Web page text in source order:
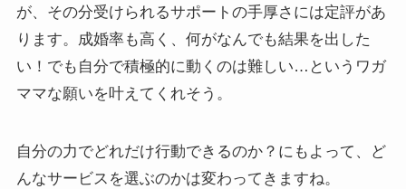
が、その分受けられるサポートの手厚さには定評があ
ります。成婚率も高く、何がなんでも結果を出した
い！でも自分で積極的に動くのは難しい…というワガ
ママな願いを叶えてくれそう。
自分の力でどれだけ行動できるのか？にもよって、ど
んなサービスを選ぶのかは変わってきますね。